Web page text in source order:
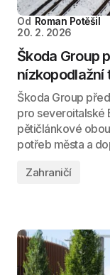
Od Roman Potěšil
20. 2. 2026
Škoda Group
nízkopodlažní
Škoda Group
pro severoitalské
pětičlánkové
potřeb města a
Zahraničí